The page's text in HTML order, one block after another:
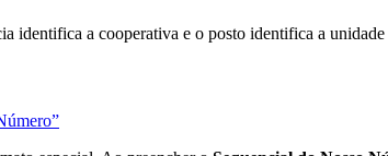
identifica a cooperativa e o posto identifica a